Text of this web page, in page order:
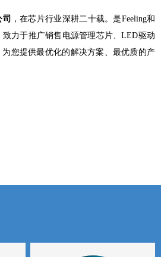
，在芯片行业深耕二十载。是Feeling和
力于推广销售电源管理芯片、LED驱动
您提供最优化的解决方案、最优质的产